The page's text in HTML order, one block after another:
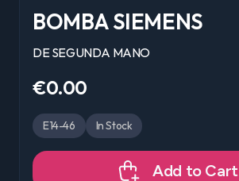
BOMBA SIEMENS
DE SEGUNDA MANO
€0.00
E14-46 In Stock
Add to Cart